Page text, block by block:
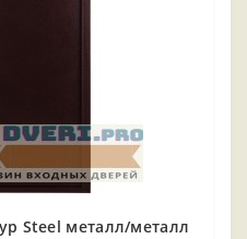
Steel металл/металл